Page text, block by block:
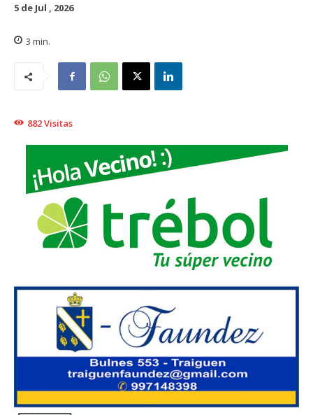
5 de Jul , 2026
3 min.
882Visitas